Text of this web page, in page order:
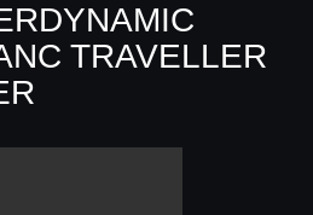
TRAVELLER